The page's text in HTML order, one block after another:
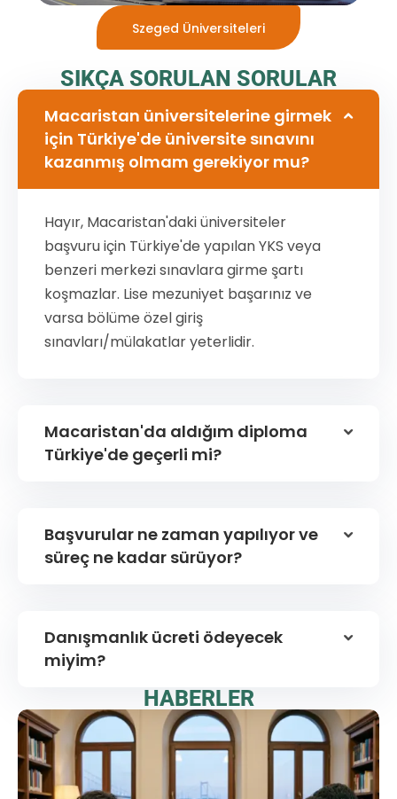
Szeged Üniversiteleri
SIKÇA SORULAN SORULAR
Macaristan üniversitelerine girmek
için Türkiye'de üniversite sınavını
kazanmış olmam gerekiyor mu?
Hayır, Macaristan'daki üniversiteler
başvuru için Türkiye'de yapılan YKS veya
benzeri merkezi sınavlara girme şartı
koşmazlar. Lise mezuniyet başarınız ve
varsa bölüme özel giriş
sınavları/mülakatlar yeterlidir.
Macaristan'da aldığım diploma
Türkiye'de geçerli mi?
Başvurular ne zaman yapılıyor ve
süreç ne kadar sürüyor?
Danışmanlık ücreti ödeyecek
miyim?
HABERLER